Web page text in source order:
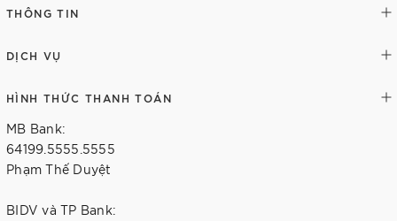
THÔNG TIN
DỊCH VỤ
HÌNH THỨC THANH TOÁN
MB Bank:
64199.5555.5555
Phạm Thế Duyệt
BIDV và TP Bank: